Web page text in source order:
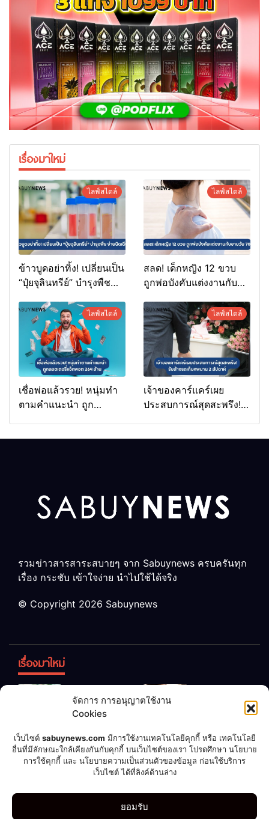
จัดการ การอนุญาตใช้งาน
Cookies
เว็บไซต์ sabuynews.com มีการใช้งานเทคโนโลยีคุกกี้ หรือ เทคโนโลยี
อื่นที่มีลักษณะใกล้เคียงกันกับคุกกี้ บนเว็บไซต์ของเรา โปรดศึกษา นโยบาย
การใช้คุกกี้ และ นโยบายความเป็นส่วนตัวของข้อมูล ก่อนใช้บริการ
เว็บไซต์ ได้ที่ลิงค์ด้านล่าง
ยอมรับ
เรื่องมาใหม่
ไลฟ์สไตล์
ข้าวบูดอย่าทิ้ง! เปลี่ยนเป็น
“ปุ๋ยจุลินทรีย์” บำรุงพืช
ไลฟ์สไตล์
สลด! เด็กหญิง 12 ขวบ
ถูกพ่อบังคับแต่งงานกับ
ไลฟ์สไตล์
เชื่อพ่อแล้วรวย! หนุ่มทำ
ตามคำแนะนำ ถูก
ไลฟ์สไตล์
เจ้าของคาร์แคร์เผย
ประสบการณ์สุดสะพรึง!
รวมข่าวสารสาระสบายๆ จาก Sabuynews ครบครันทุก
เรื่อง กระชับ เข้าใจง่าย นำไปใช้ได้จริง
© Copyright 2026 Sabuynews
เรื่องมาใหม่
ทิ้ง! เปลี่ยน
เป็น “ปุ๋ย
จุลินทรีย์”
บำรุงพืช ง่าย
นิดเดียว
หญิง 12 ขวบ
แต่งงานกับ
ชายวัย 70
เชื่อพ่อแล้ว
รวย! หนุ่มทำ
ตามคำ
แนะนำ ถูก
ลอตเตอรี่
เจ้าของคาร์
แคร์เผย
ประสบการณ์
รับล้างรถเก็บ
บอลโลก 2022